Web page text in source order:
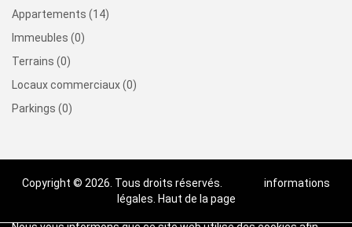
Appartements (14)
Immeubles (0)
Terrains (0)
Locaux commerciaux (0)
Parkings (0)
Copyright © 2026. Tous droits réservés.
informations
légales. Haut de la page